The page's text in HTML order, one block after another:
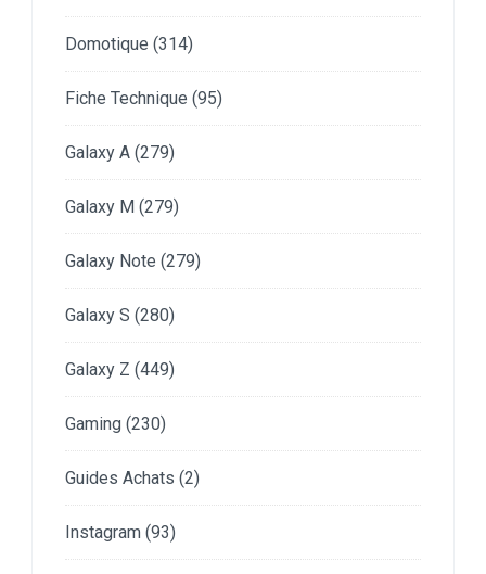
Domotique (314)
Fiche Technique (95)
Galaxy A (279)
Galaxy M (279)
Galaxy Note (279)
Galaxy S (280)
Galaxy Z (449)
Gaming (230)
Guides Achats (2)
Instagram (93)